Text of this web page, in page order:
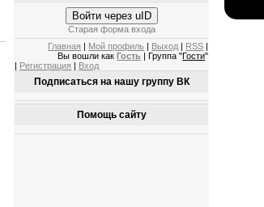
Войти через uID
Старая форма входа
Главная
Мой профиль Выход RSS
Вы вошли как Гость | Группа "Гости"
Регистрация Вход
Подписаться на нашу группу ВК
Помощь сайту